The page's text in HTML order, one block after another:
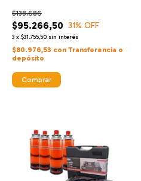
$95.266,50
$138.686
31% OFF
3 x $31.755,50 sin interés
$80.976,53 con Transferencia o
depósito
Comprar